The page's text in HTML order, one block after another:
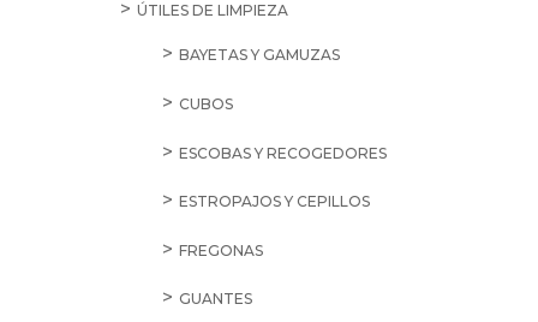
ÚTILES DE LIMPIEZA
BAYETAS Y GAMUZAS
CUBOS
ESCOBAS Y RECOGEDORES
ESTROPAJOS Y CEPILLOS
FREGONAS
GUANTES